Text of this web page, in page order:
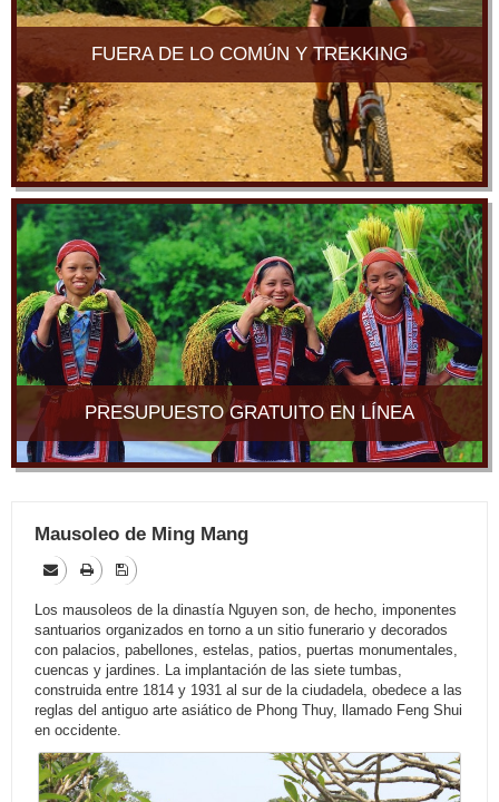
FUERA DE LO COMÚN Y TREKKING
PRESUPUESTO GRATUITO EN LÍNEA
Mausoleo de Ming Mang
Los mausoleos de la dinastía Nguyen son, de hecho, imponentes
santuarios organizados en torno a un sitio funerario y decorados
con palacios, pabellones, estelas, patios, puertas monumentales,
cuencas y jardines. La implantación de las siete tumbas,
construida entre 1814 y 1931 al sur de la ciudadela, obedece a las
reglas del antiguo arte asiático de Phong Thuy, llamado Feng Shui
en occidente.